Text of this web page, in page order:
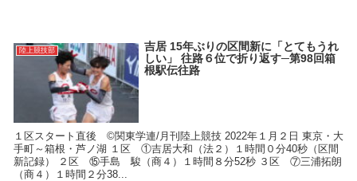
陸上競技部
吉居 15年ぶりの区間新に「とてもうれ
しい」 往路６位で折り返す─第98回箱
根駅伝往路
１区スタート直後 ©関東学連/月刊陸上競技 2022年１月２日 東京・大
手町～箱根・芦ノ湖 １区 ①吉居大和（法２）１時間０分40秒（区間
新記録） ２区 ⑮手島 駿（商４）１時間８分52秒 ３区 ⑦三浦拓朗
（商４）１時間２分38...